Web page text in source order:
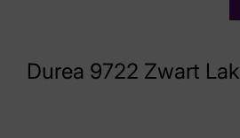
Durea 9722 Zwart Lak